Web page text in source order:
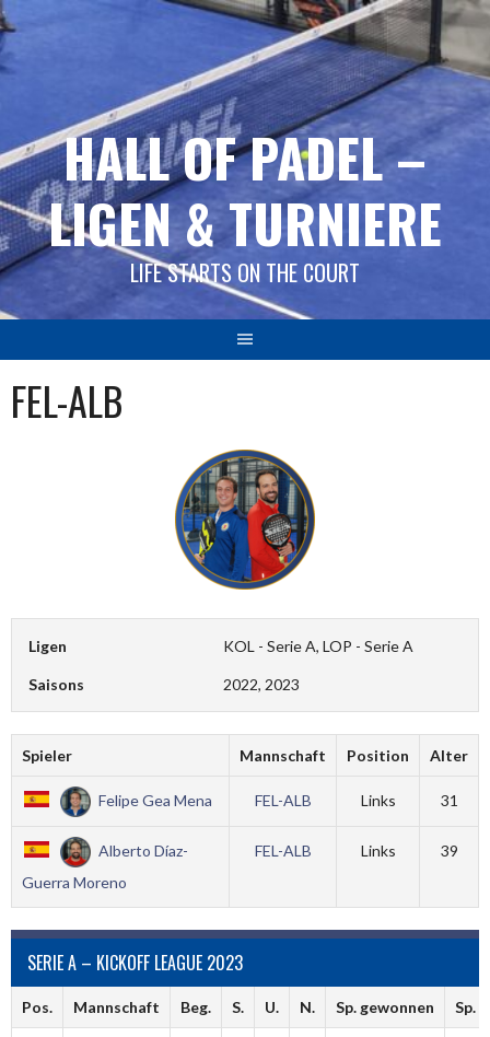
Springe
zum
Inhalt
HALL OF PADEL –
LIGEN & TURNIERE
LIFE STARTS ON THE COURT
FEL-ALB
Ligen KOL - Serie A, LOP - Serie A
Saisons 2022, 2023
Spieler Mannschaft Position Alter
Felipe Gea Mena FEL-ALB Links 31
Alberto Díaz-
Guerra Moreno
FEL-ALB Links 39
SERIE A – KICKOFF LEAGUE 2023
Pos. Mannschaft Beg. S. U. N. Sp. gewonnen Sp.